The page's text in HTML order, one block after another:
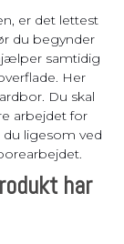
er det lettest
du begynder
samtidig
Her
Du skal
arbejdet for
ligesom ved
har